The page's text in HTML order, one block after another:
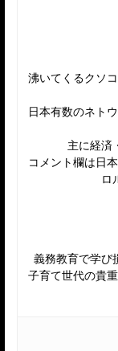
沸いてくるクソ
日本有数のネト
主に経済
コメント欄は日
ロ
義務教育で学び
子育て世代の貴